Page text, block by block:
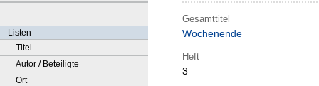
Listen
Titel
Autor / Beteiligte
Ort
Gesamttitel
Wochenende
Heft
3